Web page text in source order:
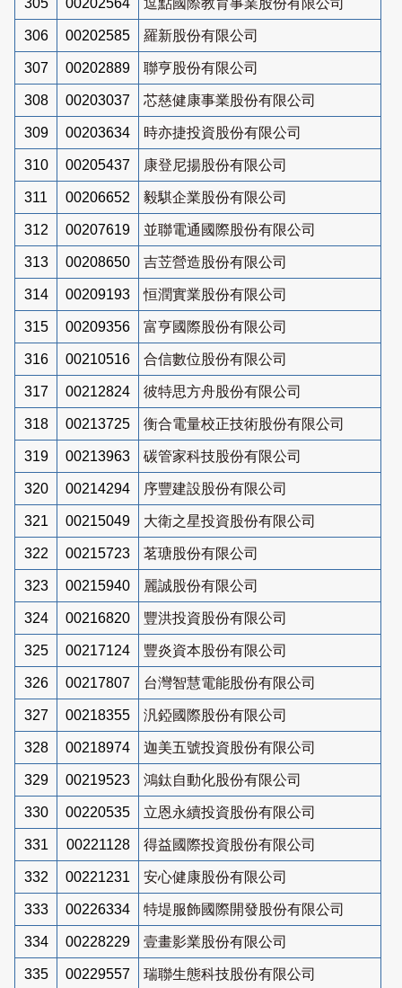
306 00202585 羅新股份有限公司
307 00202889 聯亨股份有限公司
308 00203037 芯慈健康事業股份有限公司
309 00203634 時亦捷投資股份有限公司
310 00205437 康登尼揚股份有限公司
311 00206652 毅騏企業股份有限公司
312 00207619 並聯電通國際股份有限公司
313 00208650 吉苙營造股份有限公司
314 00209193 恒潤實業股份有限公司
315 00209356 富亨國際股份有限公司
316 00210516 合信數位股份有限公司
317 00212824 彼特思方舟股份有限公司
318 00213725 衡合電量校正技術股份有限公司
319 00213963 碳管家科技股份有限公司
320 00214294 序豐建設股份有限公司
321 00215049 大衛之星投資股份有限公司
322 00215723 茗瑭股份有限公司
323 00215940 麗誠股份有限公司
324 00216820 豐洪投資股份有限公司
325 00217124 豐炎資本股份有限公司
326 00217807 台灣智慧電能股份有限公司
327 00218355 汎錏國際股份有限公司
328 00218974 迦美五號投資股份有限公司
329 00219523 鴻鈦自動化股份有限公司
330 00220535 立恩永續投資股份有限公司
331 00221128 得益國際投資股份有限公司
332 00221231 安心健康股份有限公司
333 00226334 特堤服飾國際開發股份有限公司
334 00228229 壹畫影業股份有限公司
335 00229557 瑞聯生態科技股份有限公司